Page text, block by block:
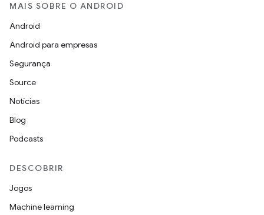
MAIS SOBRE O ANDROID
Android
Android para empresas
Segurança
Source
Notícias
Blog
Podcasts
DESCOBRIR
Jogos
Machine learning